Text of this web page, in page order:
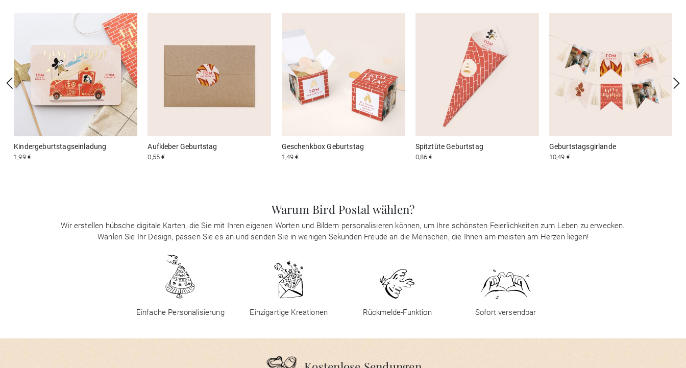
Kindergeburtstagseinladung
1,99 €
Aufkleber Geburtstag
0,55 €
Geschenkbox Geburtstag
1,49 €
Spitztüte Geburtstag
0,86 €
Geburtstagsgirlande
10,49 €
Warum Bird Postal wählen?
Wir erstellen hübsche digitale Karten, die Sie mit Ihren eigenen Worten und Bildern personalisieren können, um Ihre schönsten Feierlichkeiten zum Leben zu erwecken.
Wählen Sie Ihr Design, passen Sie es an und senden Sie in wenigen Sekunden Freude an die Menschen, die Ihnen am meisten am Herzen liegen!
Einfache Personalisierung Einzigartige Kreationen Rückmelde-Funktion Sofort versendbar